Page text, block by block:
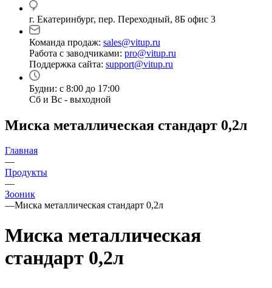
г. Екатеринбург, пер. Переходный, 8Б офис 3
Команда продаж: sales@vitup.ru
Работа с заводчиками: pro@vitup.ru
Поддержка сайта: support@vitup.ru
Будни: с 8:00 до 17:00
Сб и Вс - выходной
Миска металлическая стандарт 0,2л
Главная
—
Продукты
—
Зооник
—Миска металлическая стандарт 0,2л
Миска металлическая
стандарт 0,2л